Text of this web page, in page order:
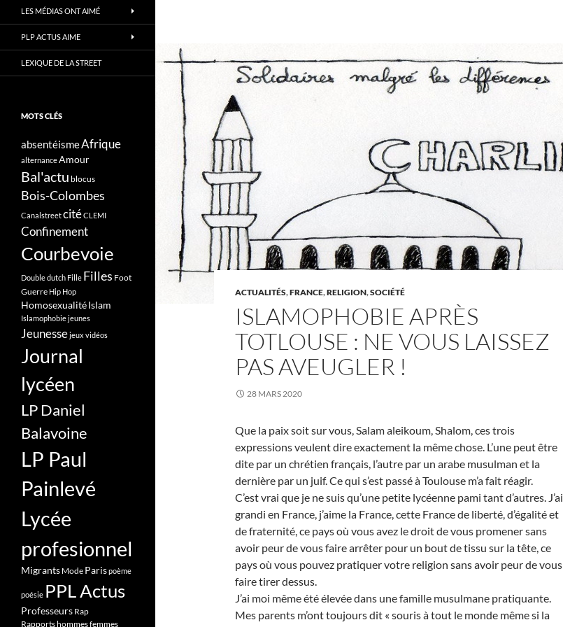
ACTUALITÉS,FRANCE,RELIGION,SOCIÉTÉ
ISLAMOPHOBIE APRÈS
TOTLOUSE : NE VOUS LAISSEZ
PAS AVEUGLER !
28 MARS 2020
Que la paix soit sur vous, Salam aleikoum, Shalom, ces trois
expressions veulent dire exactement la même chose. L’une peut être
dite par un chrétien français, l’autre par un arabe musulman et la
dernière par un juif. Ce qui s’est passé à Toulouse m’a fait réagir.
C’est vrai que je ne suis qu’une petite lycéenne pami tant d’autres. J’ai
grandi en France, j’aime la France, cette France de liberté, d’égalité et
de fraternité, ce pays où vous avez le droit de vous promener sans
avoir peur de vous faire arrêter pour un bout de tissu sur la tête, ce
pays où vous pouvez pratiquer votre religion sans avoir peur de vous
faire tirer dessus.
J’ai moi même été élevée dans une famille musulmane pratiquante.
Mes parents m’ont toujours dit « souris à tout le monde même si la
LES MÉDIAS ONT AIMÉ
PLP ACTUS AIME
LEXIQUE DE LA STREET
MOTS CLÉS
absentéismeAfrique
alternanceAmour
Bal'actu blocus
Bois-Colombes
CanalstreetcitéCLEMI
Confinement
Courbevoie
Double dutch Fille Filles Foot
Guerre Hip Hop
HomosexualitéIslam
Islamophobiejeunes
Jeunessejeux vidéos
Journal
lycéen
LP Daniel
Balavoine
LP Paul
Painlevé
Lycée
profesionnel
Migrants Mode Parispoème
poésie PPL Actus
Professeurs Rap
Rapports hommes femmes